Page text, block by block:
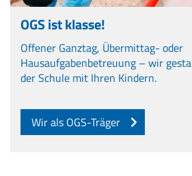
OGS ist klasse!
Offener Ganztag, Übermittag- oder
Hausaufgabenbetreuung – wir
der Schule mit Ihren Kindern.
Wir als OGS-Träger